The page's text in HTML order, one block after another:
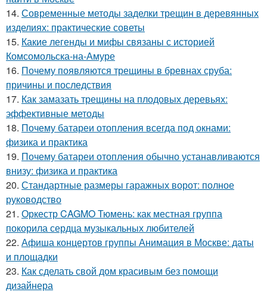
14. Современные методы заделки трещин в деревянных
изделиях: практические советы
15. Какие легенды и мифы связаны с историей
Комсомольска-на-Амуре
16. Почему появляются трещины в бревнах сруба:
причины и последствия
17. Как замазать трещины на плодовых деревьях:
эффективные методы
18. Почему батареи отопления всегда под окнами:
физика и практика
19. Почему батареи отопления обычно устанавливаются
внизу: физика и практика
20. Стандартные размеры гаражных ворот: полное
руководство
21. Оркестр CAGMO Тюмень: как местная группа
покорила сердца музыкальных любителей
22. Афиша концертов группы Анимация в Москве: даты
и площадки
23. Как сделать свой дом красивым без помощи
дизайнера